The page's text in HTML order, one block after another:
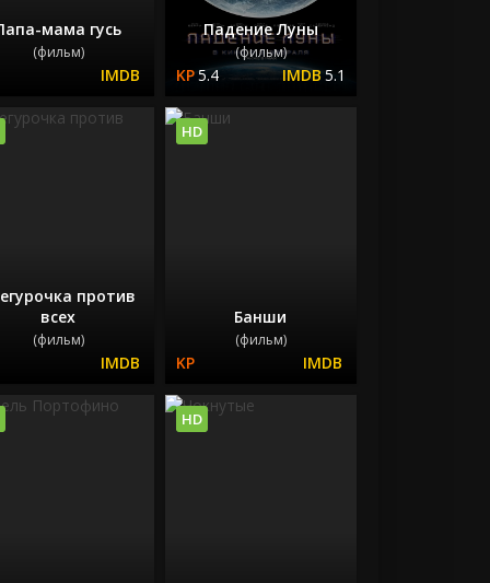
мама гусь
(фильм)
Падение Луны
(фильм)
5.4 5.1
против
всех
(фильм)
Банши
(фильм)
HD
HD